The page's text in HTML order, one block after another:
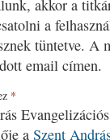
akkor a
a
tüntetve. A
email címen.
*
aSzent